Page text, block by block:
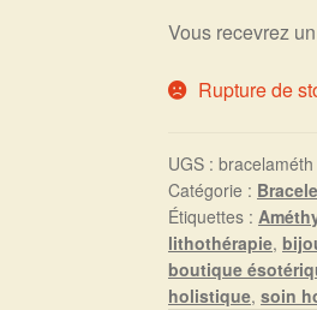
Vous recevrez
Rupture de
UGS :bracelaméth
Catégorie :
Étiquettes :
lithothérapie,
boutique
holistique,soin